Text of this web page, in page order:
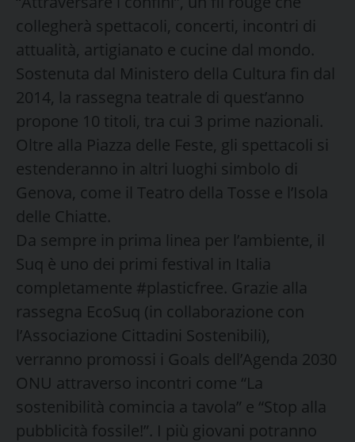
collegherà spettacoli, concerti, incontri di
attualità, artigianato e cucine dal mondo.
Sostenuta dal Ministero della Cultura fin dal
2014, la rassegna teatrale di quest’anno
propone 10 titoli, tra cui 3 prime nazionali.
Oltre alla Piazza delle Feste, gli spettacoli si
estenderanno in altri luoghi simbolo di
Genova, come il Teatro della Tosse e l’Isola
delle Chiatte.
Da sempre in prima linea per l’ambiente, il
Suq è uno dei primi festival in Italia
completamente #plasticfree. Grazie alla
rassegna EcoSuq (in collaborazione con
l’Associazione Cittadini Sostenibili),
verranno promossi i Goals dell’Agenda 2030
ONU attraverso incontri come “La
sostenibilità comincia a tavola” e “Stop alla
pubblicità fossile!”. I più giovani potranno